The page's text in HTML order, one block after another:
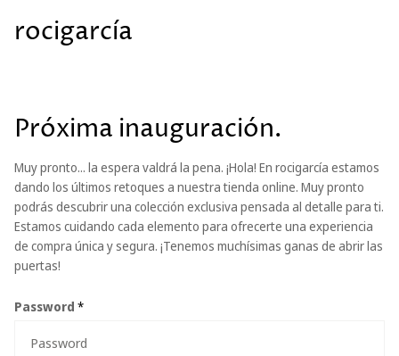
rocigarcía
Próxima inauguración.
Muy pronto... la espera valdrá la pena. ¡Hola! En rocigarcía estamos
dando los últimos retoques a nuestra tienda online. Muy pronto
podrás descubrir una colección exclusiva pensada al detalle para ti.
Estamos cuidando cada elemento para ofrecerte una experiencia
de compra única y segura. ¡Tenemos muchísimas ganas de abrir las
puertas!
Password *